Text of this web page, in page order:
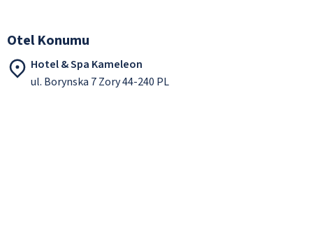
Otel Konumu
Hotel & Spa Kameleon
ul. Borynska 7 Zory 44-240 PL